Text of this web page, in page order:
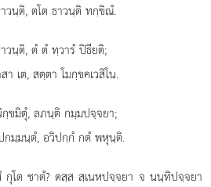
วนฺติ, ตโต ธาวนฺติ ทกฺขิณํ.
วนฺติ, ตํ ตํ ทฺวารํ ปิธียติ;
า เต, สตฺตา โมกฺขคเวสิโน.
ขมิตุํ, ลภนฺติ กมฺมปจฺจยา;
กมฺมนฺตํ, อวิปกฺกํ กตํ พหุนฺติ.
โต ชาตํ? ตสฺส สฺเนหปจฺจยา จ นนฺทิปจฺจยา